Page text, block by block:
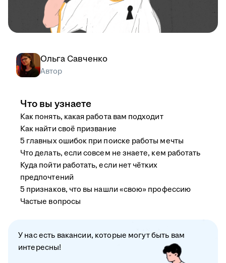
Ольга Савченко
Автор
Что вы узнаете
Как понять, какая работа вам подходит
Как найти своё призвание
5 главных ошибок при поиске работы мечты
Что делать, если совсем не знаете, кем работать
Куда пойти работать, если нет чётких
предпочтений
5 признаков, что вы нашли «свою» профессию
Частые вопросы
У нас есть вакансии, которые могут быть вам
интересны!